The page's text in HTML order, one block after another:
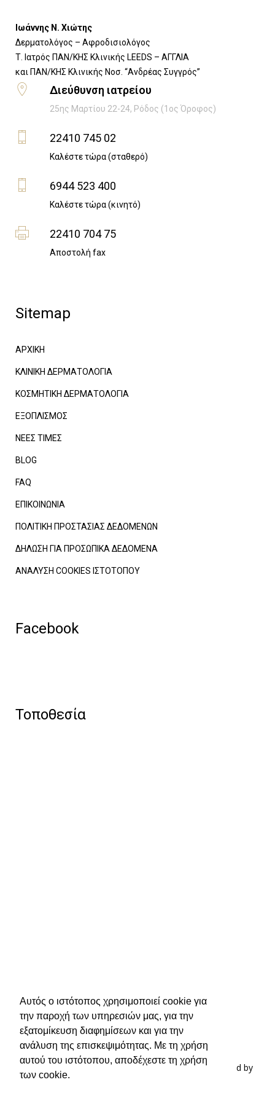
Αυτός ο ιστότοπος χρησιμοποιεί cookie για
την παροχή των υπηρεσιών μας, για την
εξατομίκευση διαφημίσεων και για την
ανάλυση της επισκεψιμότητας. Με τη χρήση
αυτού του ιστότοπου, αποδέχεστε τη χρήση
των cookie.
Ιωάννης Ν. Χιώτης
Δερματολόγος – Αφροδισιολόγος
Τ. Ιατρός ΠΑΝ/ΚΗΣ Κλινικής LEEDS – ΑΓΓΛΙΑ
​και ΠΑΝ/ΚΗΣ Κλινικής Νοσ. “Ανδρέας Συγγρός”
Διεύθυνση ιατρείου
25ης Μαρτίου 22-24, Ρόδος (1ος Όροφος)
22410 745 02
Καλέστε τώρα (σταθερό)
6944 523 400
Καλέστε τώρα (κινητό)
22410 704 75
Αποστολή fax
Sitemap
ΑΡΧΙΚΗ
ΚΛΙΝΙΚΗ ΔΕΡΜΑΤΟΛΟΓΙΑ
ΚΟΣΜΗΤΙΚΗ ΔΕΡΜΑΤΟΛΟΓΙΑ
ΕΞΟΠΛΙΣΜΟΣ
ΝΕΕΣ ΤΙΜΕΣ
BLOG
FAQ
ΕΠΙΚΟΙΝΩΝΙΑ
ΠΟΛΙΤΙΚΗ ΠΡΟΣΤΑΣΙΑΣ ΔΕΔΟΜΕΝΩΝ
ΔΗΛΩΣΗ ΓΙΑ ΠΡΟΣΩΠΙΚΑ ΔΕΔΟΜΕΝΑ
ΑΝΑΛΥΣΗ COOKIES ΙΣΤΟΤΟΠΟΥ
Facebook
Τοποθεσία
© 2019 Ιωάννης Χιώτης, All Rights Reserved | Powered by